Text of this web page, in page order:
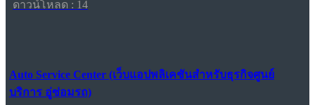
ดาวน์โหลด : 14
Auto Service Center (เว็บแอปพลิเคชันสำหรับธุรกิจศูนย์
บริการ อู่ซ่อมรถ)